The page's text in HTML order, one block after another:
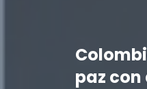
paz con